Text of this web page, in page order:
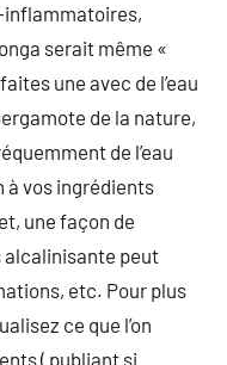
inflammatoires,
serait même «
une avec de l’eau
de la nature,
de l’eau
vos ingrédients
une façon de
alcalinisante peut
etc. Pour plus
ce que l’on
( publiant si